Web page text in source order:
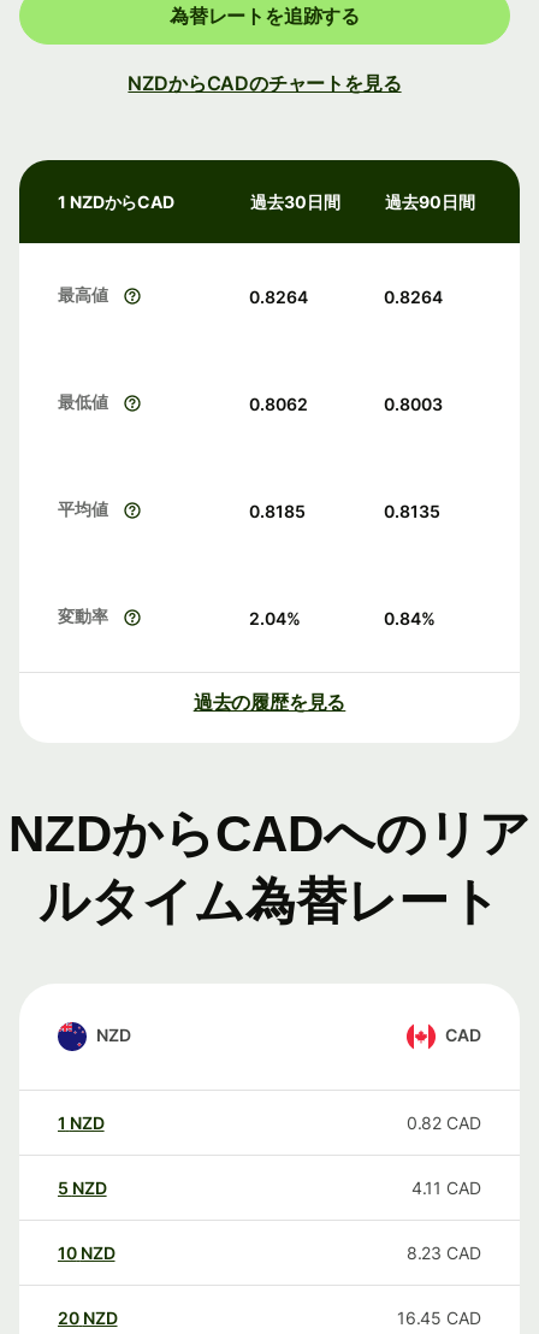
為替レートを追跡する
NZDからCADのチャートを見る
1 NZDからCAD 過去30日間 過去90日間
最高値 0.8264 0.8264
最低値 0.8062 0.8003
平均値 0.8185 0.8135
変動率 2.04% 0.84%
過去の履歴を見る
NZDからCADへのリア
ルタイム為替レート
NZD CAD
1 NZD 0.82 CAD
5 NZD 4.11 CAD
10 NZD 8.23 CAD
20 NZD 16.45 CAD